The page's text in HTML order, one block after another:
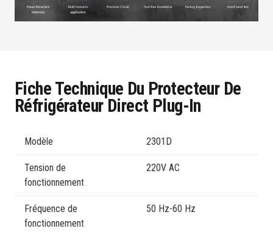
Fiche Technique Du Protecteur De
Réfrigérateur Direct Plug-In
Modèle 2301D
Tension de
fonctionnement
220V AC
Fréquence de
fonctionnement
50 Hz-60 Hz